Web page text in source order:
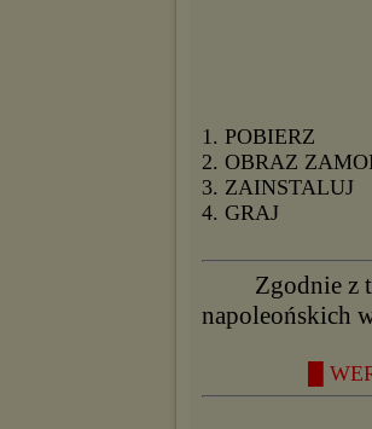
1. POBIERZ
2. OBRAZ
3. ZAINSTALUJ
4. GRAJ
Zgodnie z
napoleońskich
█